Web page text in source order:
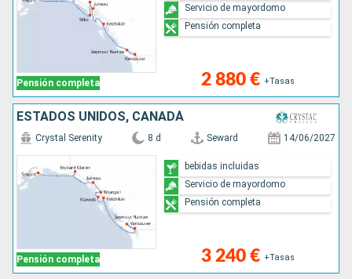
Pensión completa 2 880 € +Tasas
Servicio de mayordomo
Pensión completa
ESTADOS UNIDOS, CANADÁ
Pensión completa
Crystal Serenity 8 d Seward 14/06/2027
3 240 € +Tasas
bebidas incluidas
Servicio de mayordomo
Pensión completa